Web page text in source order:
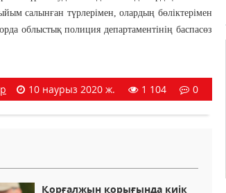
салынған түрлерімен, олардың бөліктерімен
облыстық полиция департаментінің баспасөз
10 наурыз 2020 ж. 1 104 0
Қорғалжын қорығында киік